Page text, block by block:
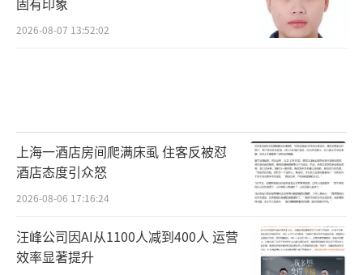
2026-08-07 13:52:02
上海一酒店房间爬满床虱 住客反被怼
酒店态度引众怒
2026-08-06 17:16:24
汪峰公司因AI从1100人减到400人 运营
效率显著提升